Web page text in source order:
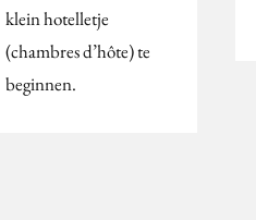
klein hotelletje
(chambres d’hôte) te
beginnen.